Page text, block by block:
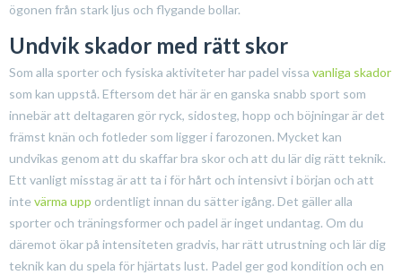
ögonen från stark ljus och flygande bollar.
Undvik skador med rätt skor
Som alla sporter och fysiska aktiviteter har padel vissa vanliga skador
som kan uppstå. Eftersom det här är en ganska snabb sport som
innebär att deltagaren gör ryck, sidosteg, hopp och böjningar är det
främst knän och fotleder som ligger i farozonen. Mycket kan
undvikas genom att du skaffar bra skor och att du lär dig rätt teknik.
Ett vanligt misstag är att ta i för hårt och intensivt i början och att
inte värma upp ordentligt innan du sätter igång. Det gäller alla
sporter och träningsformer och padel är inget undantag. Om du
däremot ökar på intensiteten gradvis, har rätt utrustning och lär dig
teknik kan du spela för hjärtats lust. Padel ger god kondition och en